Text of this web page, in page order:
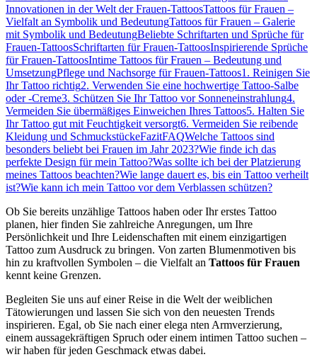
Innovationen in der Welt der Frauen-TattoosTattoos für Frauen –
Vielfalt an Symbolik und BedeutungTattoos für Frauen – Galerie
mit Symbolik und BedeutungBeliebte Schriftarten und Sprüche für
Frauen-TattoosSchriftarten für Frauen-TattoosInspirierende Sprüche
für Frauen-TattoosIntime Tattoos für Frauen – Bedeutung und
UmsetzungPflege und Nachsorge für Frauen-Tattoos1. Reinigen Sie
Ihr Tattoo richtig2. Verwenden Sie eine hochwertige Tattoo-Salbe
oder -Creme3. Schützen Sie Ihr Tattoo vor Sonneneinstrahlung4.
Vermeiden Sie übermäßiges Einweichen Ihres Tattoos5. Halten Sie
Ihr Tattoo gut mit Feuchtigkeit versorgt6. Vermeiden Sie reibende
Kleidung und SchmuckstückeFazitFAQWelche Tattoos sind
besonders beliebt bei Frauen im Jahr 2023?Wie finde ich das
perfekte Design für mein Tattoo?Was sollte ich bei der Platzierung
meines Tattoos beachten?Wie lange dauert es, bis ein Tattoo verheilt
ist?Wie kann ich mein Tattoo vor dem Verblassen schützen?
Ob Sie bereits unzählige Tattoos haben oder Ihr erstes Tattoo
planen, hier finden Sie zahlreiche Anregungen, um Ihre
Persönlichkeit und Ihre Leidenschaften mit einem einzigartigen
Tattoo zum Ausdruck zu bringen. Von zarten Blumenmotiven bis
hin zu kraftvollen Symbolen – die Vielfalt an Tattoos für Frauen
kennt keine Grenzen.
Begleiten Sie uns auf einer Reise in die Welt der weiblichen
Tätowierungen und lassen Sie sich von den neuesten Trends
inspirieren. Egal, ob Sie nach einer elega nten Armverzierung,
einem aussagekräftigen Spruch oder einem intimen Tattoo suchen –
wir haben für jeden Geschmack etwas dabei.